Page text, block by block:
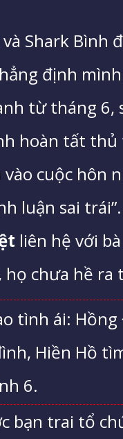
Shark Bình
định
từ tháng 6,
hoàn tất thủ
cuộc hôn
luận sai trái”.
liên hệ với
chưa hề
bạn trai tổ